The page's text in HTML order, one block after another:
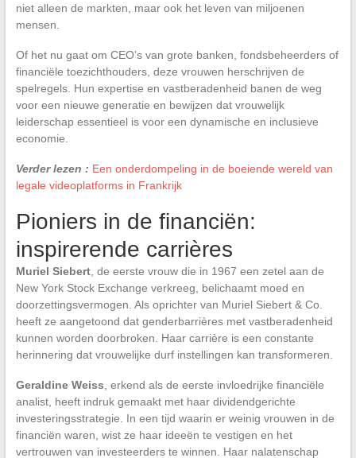
niet alleen de markten, maar ook het leven van miljoenen
mensen.
Of het nu gaat om CEO’s van grote banken, fondsbeheerders of
financiële toezichthouders, deze vrouwen herschrijven de
spelregels. Hun expertise en vastberadenheid banen de weg
voor een nieuwe generatie en bewijzen dat vrouwelijk
leiderschap essentieel is voor een dynamische en inclusieve
economie.
Verder lezen : Een onderdompeling in de boeiende wereld van
legale videoplatforms in Frankrijk
Pioniers in de financiën:
inspirerende carrières
Muriel Siebert, de eerste vrouw die in 1967 een zetel aan de
New York Stock Exchange verkreeg, belichaamt moed en
doorzettingsvermogen. Als oprichter van Muriel Siebert & Co.
heeft ze aangetoond dat genderbarrières met vastberadenheid
kunnen worden doorbroken. Haar carrière is een constante
herinnering dat vrouwelijke durf instellingen kan transformeren.
Geraldine Weiss , erkend als de eerste invloedrijke financiële
analist, heeft indruk gemaakt met haar dividendgerichte
investeringsstrategie. In een tijd waarin er weinig vrouwen in de
financiën waren, wist ze haar ideeën te vestigen en het
vertrouwen van investeerders te winnen. Haar nalatenschap